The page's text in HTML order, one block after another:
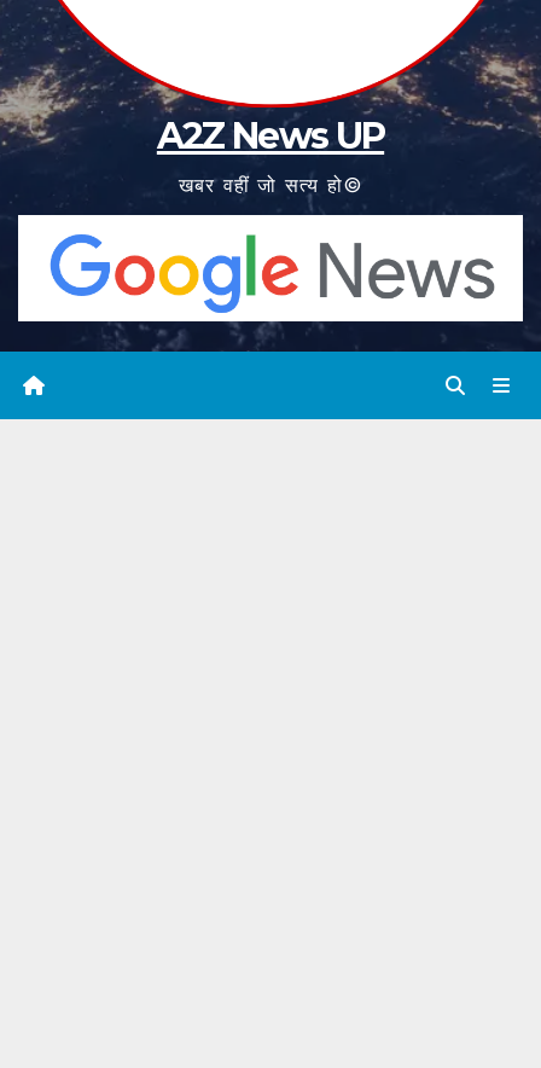
A2Z News UP
खबर वहीं जो सत्य हो©